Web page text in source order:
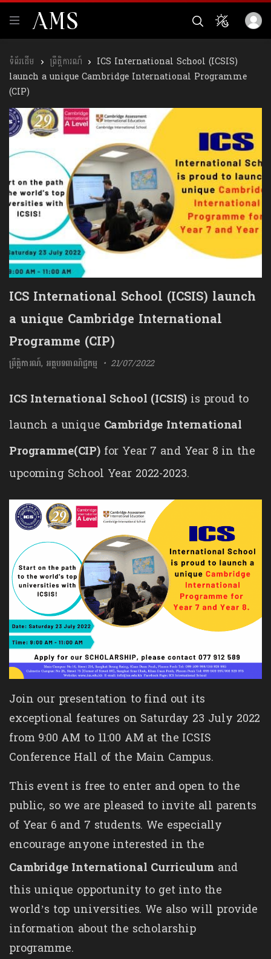
ព្រឹត្តិការណ៍
ICS International School (ICSIS)
launch a unique Cambridge International Programme
(CIP)
ICS International School (ICSIS) launch
a unique Cambridge International
Programme (CIP)
ព្រឹត្តិការណ៍, អត្ថបទពាណិជ្ជកម្ម 21/07/2022
ICS International School (ICSIS) is proud to
launch a unique Cambridge International
Programme(CIP)for Year 7 and Year 8 in the
upcoming School Year 2022-2023.
Join our presentation to find out its
exceptional features on Saturday 23 July 2022
from 9:00 AM to 11:00 AM at the ICSIS
Conference Hall of the Main Campus.
This event is free to enter and open to the
public, so we are pleased to invite all parents
of Year 6 and 7 students. We especially
encourage anyone interested in the
Cambridge International Curriculum and
this unique opportunity to get into the
world’s top universities. We also will provide
information about the scholarship
programme.